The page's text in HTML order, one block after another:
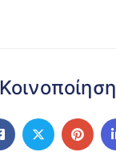
Κοινοποίηση